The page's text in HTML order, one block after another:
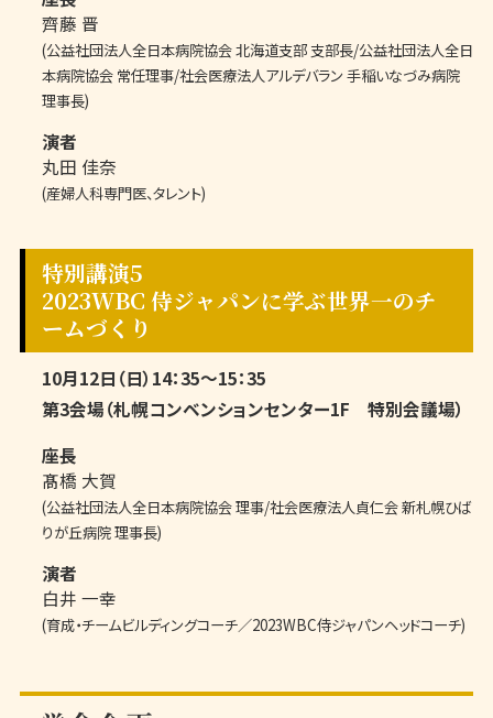
齊藤 晋
(公益社団法人全日本病院協会 北海道支部 支部長/公益社団法人全日
本病院協会 常任理事/社会医療法人アルデバラン 手稲いなづみ病院
理事長)
演者
丸田 佳奈
(産婦人科専門医、タレント)
特別講演5
2023WBC 侍ジャパンに学ぶ世界一のチ
ームづくり
10月12日（日）14：35～15：35
第3会場（札幌コンベンションセンター1F 特別会議場）
座長
髙橋 大賀
(公益社団法人全日本病院協会 理事/社会医療法人貞仁会 新札幌ひば
りが丘病院 理事長)
演者
白井 一幸
(育成・チームビルディングコーチ／2023WBC侍ジャパンヘッドコーチ)